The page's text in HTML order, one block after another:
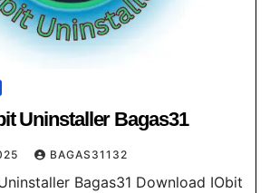
Uninstaller Bagas31
BAGAS31132
Bagas31 Download IObit